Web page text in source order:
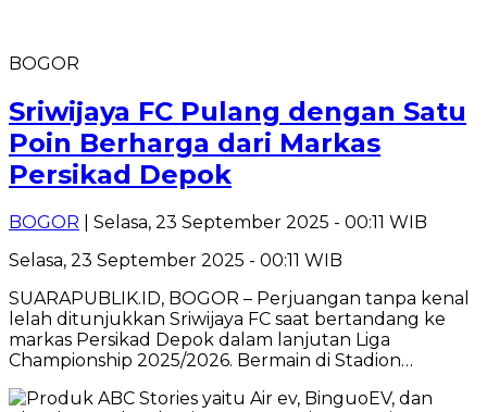
BOGOR
Sriwijaya FC Pulang dengan Satu
Poin Berharga dari Markas
Persikad Depok
BOGOR | Selasa, 23 September 2025 - 00:11 WIB
Selasa, 23 September 2025 - 00:11 WIB
SUARAPUBLIK.ID, BOGOR – Perjuangan tanpa kenal
lelah ditunjukkan Sriwijaya FC saat bertandang ke
markas Persikad Depok dalam lanjutan Liga
Championship 2025/2026. Bermain di Stadion…